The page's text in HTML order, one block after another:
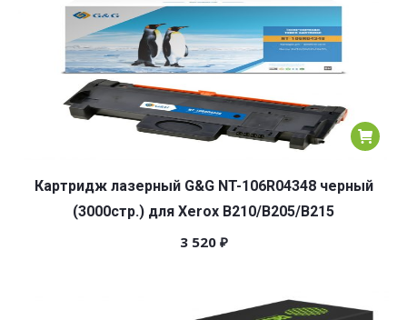
Картридж лазерный G&G NT-106R04348 черный
(3000стр.) для Xerox B210/B205/B215
3 520 ₽